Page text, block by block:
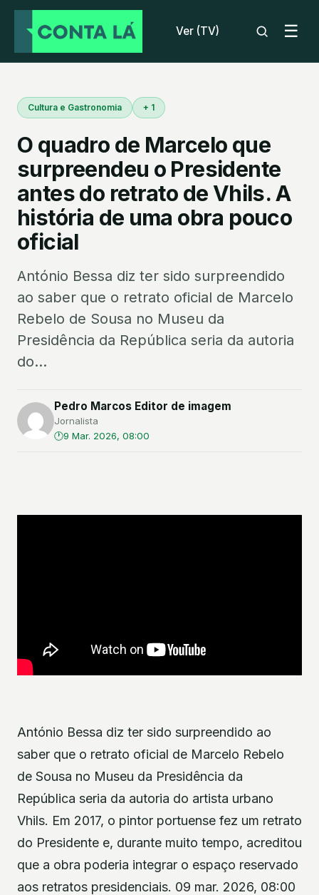
Ver (TV) ☰
Cultura e Gastronomia + 1
O quadro de Marcelo que
surpreendeu o Presidente
antes do retrato de Vhils. A
história de uma obra pouco
oficial
António Bessa diz ter sido surpreendido
ao saber que o retrato oficial de Marcelo
Rebelo de Sousa no Museu da
Presidência da República seria da autoria
do...
Pedro Marcos Editor de imagem
Jornalista
9 Mar. 2026, 08:00
António Bessa diz ter sido surpreendido ao
saber que o retrato oficial de Marcelo Rebelo
de Sousa no Museu da Presidência da
República seria da autoria do artista urbano
Vhils. Em 2017, o pintor portuense fez um retrato
do Presidente e, durante muito tempo, acreditou
que a obra poderia integrar o espaço reservado
aos retratos presidenciais. 09 mar. 2026, 08:00